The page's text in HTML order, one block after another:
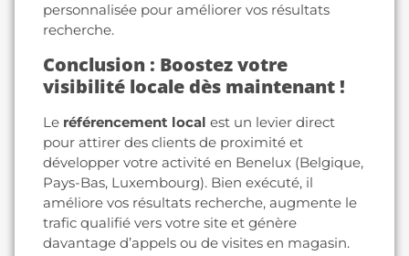
personnalisée pour améliorer vos résultats
recherche.
Conclusion : Boostez votre
visibilité locale dès maintenant !
Le référencement local est un levier direct
pour attirer des clients de proximité et
développer votre activité en Benelux (Belgique,
Pays-Bas, Luxembourg). Bien exécuté, il
améliore vos résultats recherche, augmente le
trafic qualifié vers votre site et génère
davantage d’appels ou de visites en magasin.